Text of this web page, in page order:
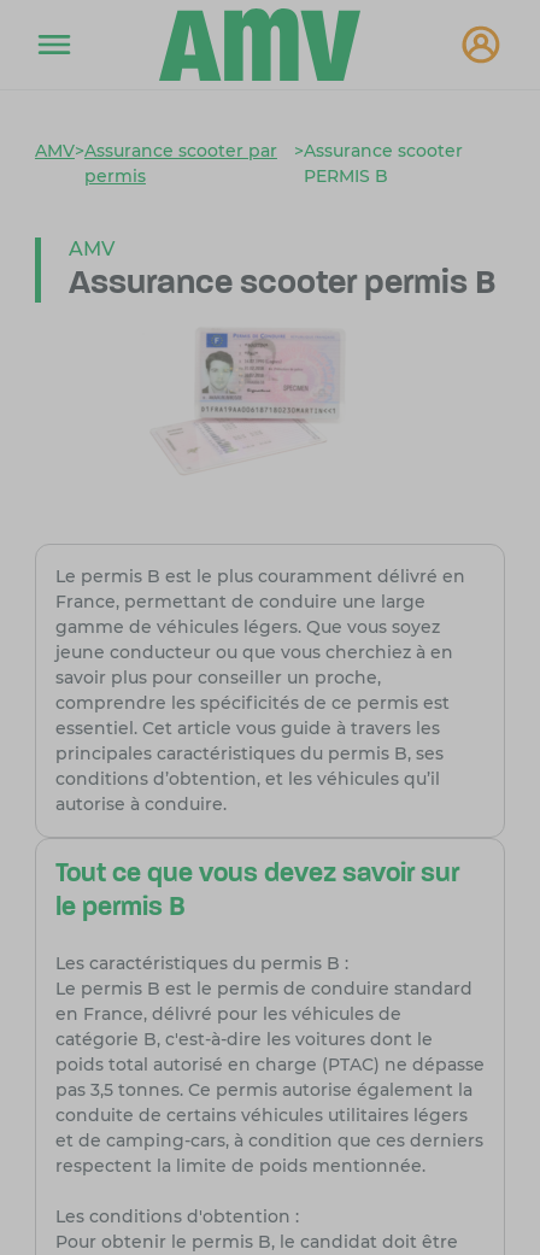
AMV>Assurance scooter par
permis
>Assurance scooter
PERMIS B
AMV
Assurance scooter permis B
Le permis B est le plus couramment délivré en
France, permettant de conduire une large
gamme de véhicules légers. Que vous soyez
jeune conducteur ou que vous cherchiez à en
savoir plus pour conseiller un proche,
comprendre les spécificités de ce permis est
essentiel. Cet article vous guide à travers les
principales caractéristiques du permis B, ses
conditions d’obtention, et les véhicules qu’il
autorise à conduire.
Tout ce que vous devez savoir sur
le permis B
Les caractéristiques du permis B :
Le permis B est le permis de conduire standard
en France, délivré pour les véhicules de
catégorie B, c'est-à-dire les voitures dont le
poids total autorisé en charge (PTAC) ne dépasse
pas 3,5 tonnes. Ce permis autorise également la
conduite de certains véhicules utilitaires légers
et de camping-cars, à condition que ces derniers
respectent la limite de poids mentionnée.
Les conditions d'obtention :
Pour obtenir le permis B, le candidat doit être